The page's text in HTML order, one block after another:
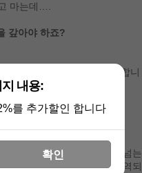
마는데….
갚아야 하죠?
을 정가30%에 현금매입 합니
Jordan)
기록의 소유자로 165권이 넘는
계 17개 이상의 언어로 번역되
내용:
를 추가할인 합니다
확인